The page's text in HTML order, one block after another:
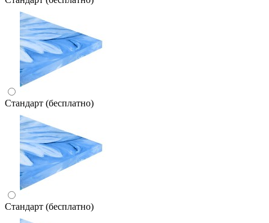
Стандарт (бесплатно)
Стандарт (бесплатно)